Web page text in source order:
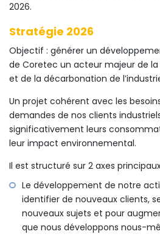
2026.
Stratégie 2026
Objectif : générer un
de Coretec un acteur majeur de
et de la décarbonation de
Un projet cohérent avec les
demandes de nos clients
significativement leurs
leur impact environnemental.
Il est structuré sur 2 axes
Le développement de notre
identifier de nouveaux clients,
nouveaux sujets et pour
que nous développons nous-